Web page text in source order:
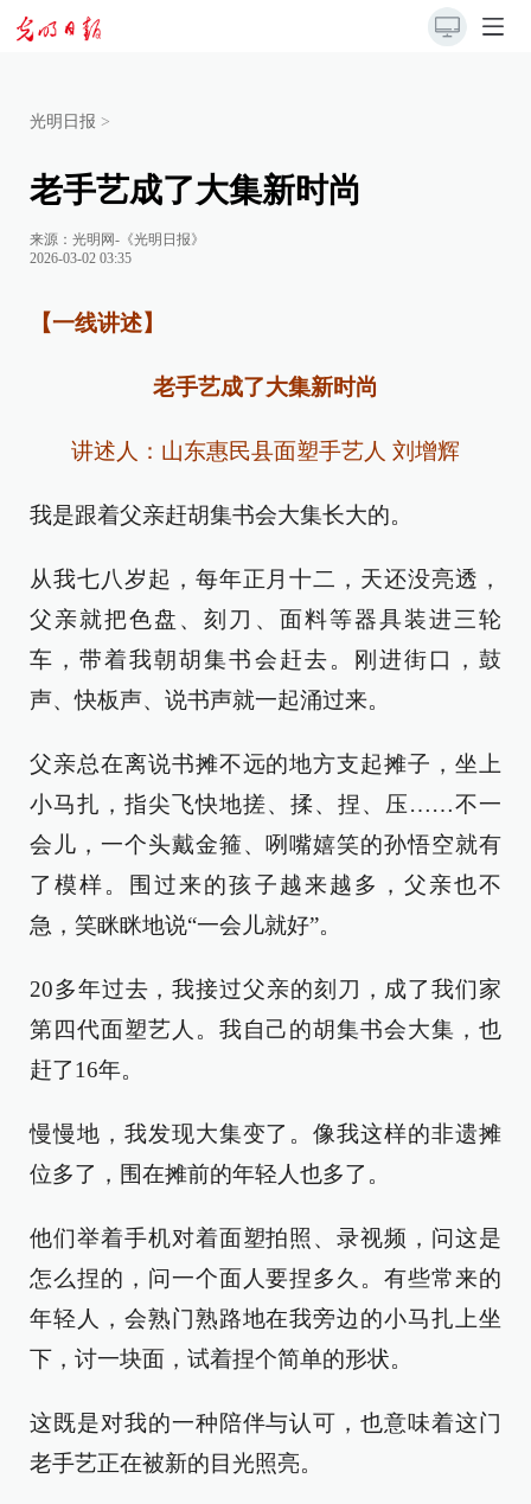
光明日报 >
老手艺成了大集新时尚
来源： 光明网-《光明日报》
2026-03-02 03:35
【一线讲述】
老手艺成了大集新时尚
讲述人：山东惠民县面塑手艺人 刘增辉
我是跟着父亲赶胡集书会大集长大的。
从我七八岁起，每年正月十二，天还没亮透，
父亲就把色盘、刻刀、面料等器具装进三轮
车，带着我朝胡集书会赶去。刚进街口，鼓
声、快板声、说书声就一起涌过来。
父亲总在离说书摊不远的地方支起摊子，坐上
小马扎，指尖飞快地搓、揉、捏、压……不一
会儿，一个头戴金箍、咧嘴嬉笑的孙悟空就有
了模样。围过来的孩子越来越多，父亲也不
急，笑眯眯地说“一会儿就好”。
20多年过去，我接过父亲的刻刀，成了我们家
第四代面塑艺人。我自己的胡集书会大集，也
赶了16年。
慢慢地，我发现大集变了。像我这样的非遗摊
位多了，围在摊前的年轻人也多了。
他们举着手机对着面塑拍照、录视频，问这是
怎么捏的，问一个面人要捏多久。有些常来的
年轻人，会熟门熟路地在我旁边的小马扎上坐
下，讨一块面，试着捏个简单的形状。
这既是对我的一种陪伴与认可，也意味着这门
老手艺正在被新的目光照亮。